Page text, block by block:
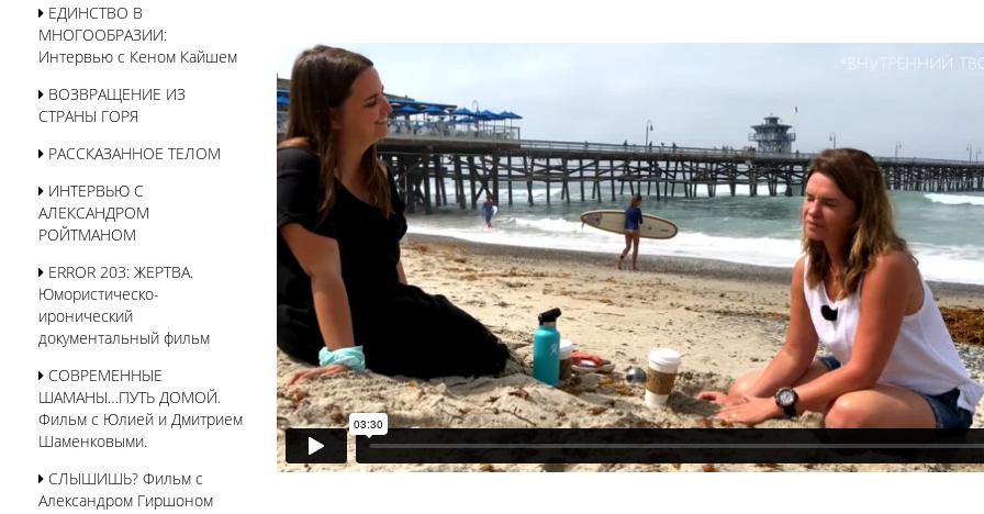
ЕДИНСТВО В
МНОГООБРАЗИИ:
Интервью с Кеном Кайшем
ВОЗВРАЩЕНИЕ ИЗ
СТРАНЫ ГОРЯ
РАССКАЗАННОЕ ТЕЛОМ
ИНТЕРВЬЮ С
АЛЕКСАНДРОМ
РОЙТМАНОМ
ERROR 203: ЖЕРТВА.
Юмористическо-
иронический
документальный фильм
СОВРЕМЕННЫЕ
ШАМАНЫ…ПУТЬ ДОМОЙ.
Фильм с Юлией и Дмитрием
Шаменковыми.
СЛЫШИШЬ? Фильм с
Александром Гиршоном